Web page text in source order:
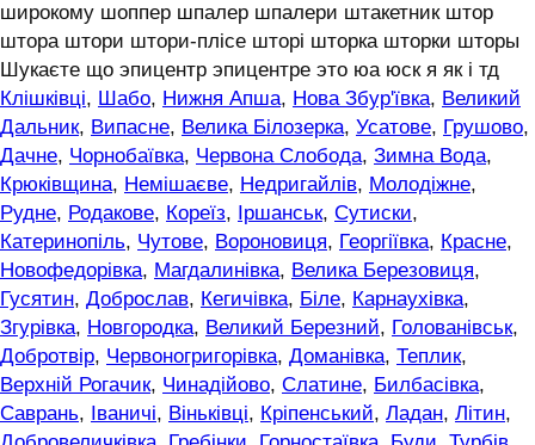
широкому шоппер шпалер шпалери штакетник штор
штора штори штори-плісе шторі шторка шторки шторы
Шукаєте що эпицентр эпицентре это юа юск я як і тд
Клішківці, Шабо, Нижня Апша, Нова Збур'ївка, Великий
Дальник, Випасне, Велика Білозерка, Усатове, Грушово,
Дачне, Чорнобаївка, Червона Слобода, Зимна Вода,
Крюківщина, Немішаєве, Недригайлів, Молодіжне,
Рудне, Родакове, Кореїз, Іршанськ, Сутиски,
Катеринопіль, Чутове, Вороновиця, Георгіївка, Красне,
Новофедорівка, Магдалинівка, Велика Березовиця,
Гусятин, Доброслав, Кегичівка, Біле, Карнаухівка,
Згурівка, Новгородка, Великий Березний, Голованівськ,
Добротвір, Червоногригорівка, Доманівка, Теплик,
Верхній Рогачик, Чинадійово, Слатине, Билбасівка,
Саврань, Іваничі, Віньківці, Кріпенський, Ладан, Літин,